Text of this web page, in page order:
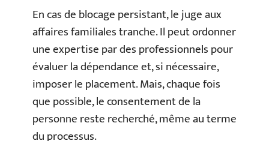
En cas de blocage persistant, le juge aux
affaires familiales tranche. Il peut ordonner
une expertise par des professionnels pour
évaluer la dépendance et, si nécessaire,
imposer le placement. Mais, chaque fois
que possible, le consentement de la
personne reste recherché, même au terme
du processus.